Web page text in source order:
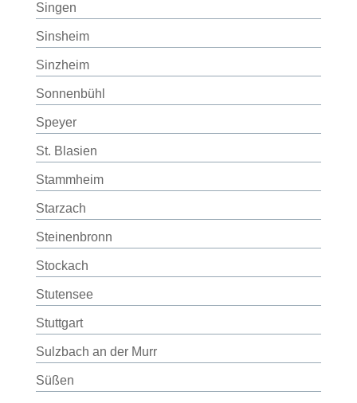
Singen
Sinsheim
Sinzheim
Sonnenbühl
Speyer
St. Blasien
Stammheim
Starzach
Steinenbronn
Stockach
Stutensee
Stuttgart
Sulzbach an der Murr
Süßen